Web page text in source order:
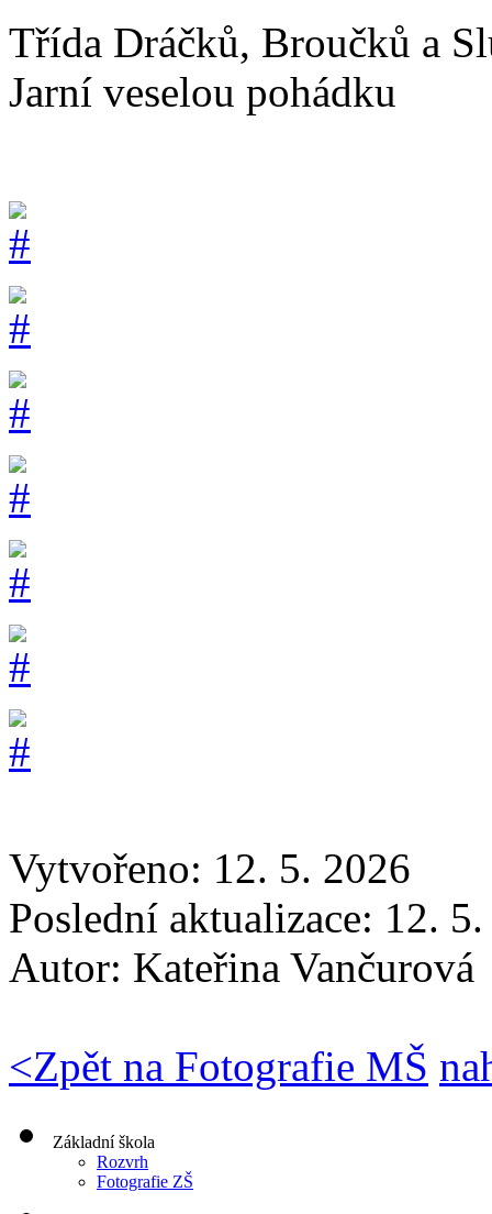
Třída Dráčků, Broučků a
Jarní veselou pohádku
Vytvořeno: 12. 5. 2026
Poslední aktualizace: 12.
Autor: Kateřina Vančurová
<Zpět na Fotografie MŠ
Základní škola
Rozvrh
Fotografie ZŠ